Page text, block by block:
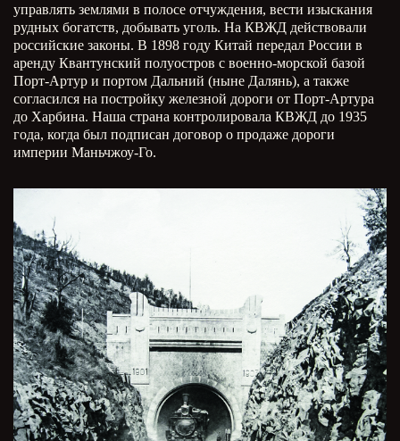
управлять землями в полосе отчуждения, вести изыскания
рудных богатств, добывать уголь. На КВЖД действовали
российские законы. В 1898 году Китай передал России в
аренду Квантунский полуостров с военно-морской базой
Порт-Артур и портом Дальний (ныне Далянь), а также
согласился на постройку железной дороги от Порт-Артура
до Харбина. Наша страна контролировала КВЖД до 1935
года, когда был подписан договор о продаже дороги
империи Маньчжоу-Го.